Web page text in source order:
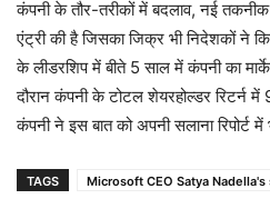
कंपनी के तौर-तरीकों में बदलाव, नई
एंट्री की है जिसका जिक्र भी निदेशकों ने
के लीडरशिप में बीते 5 साल में कंपनी का
दौरान कंपनी के टोटल शेयरहोल्डर रिटर्न में
कंपनी ने इस बात को अपनी सलाना रिपोर्ट में
TAGS Microsoft CEO Satya